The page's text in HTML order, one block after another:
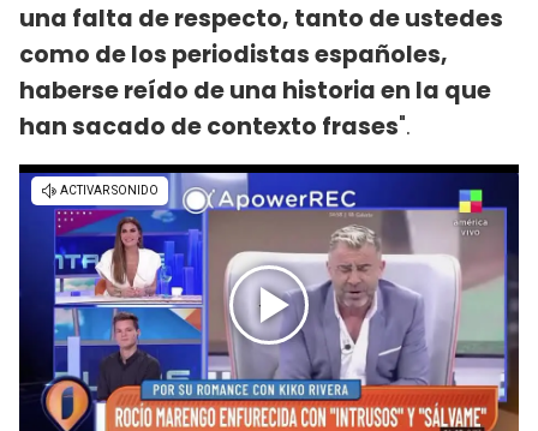
una falta de respecto, tanto de ustedes
como de los periodistas españoles,
haberse reído de una historia en la que
han sacado de contexto frases".